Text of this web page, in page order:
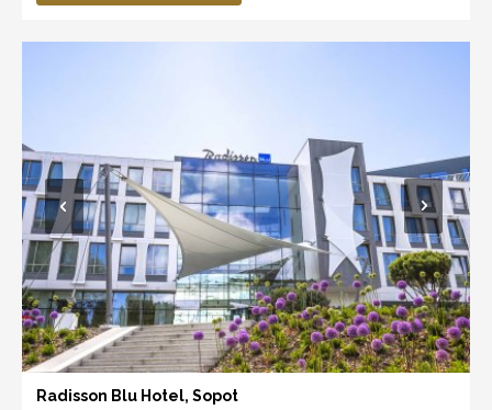
Radisson Blu Hotel, Sopot